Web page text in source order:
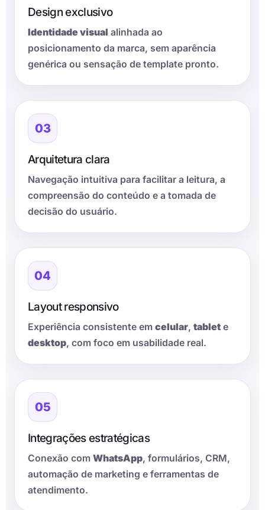
Design exclusivo
Identidade visual alinhada ao
posicionamento da marca, sem aparência
genérica ou sensação de template pronto.
03
Arquitetura clara
Navegação intuitiva para facilitar a leitura, a
compreensão do conteúdo e a tomada de
decisão do usuário.
04
Layout responsivo
Experiência consistente em celular, tablet e
desktop, com foco em usabilidade real.
05
Integrações estratégicas
Conexão com WhatsApp, formulários, CRM,
automação de marketing e ferramentas de
atendimento.